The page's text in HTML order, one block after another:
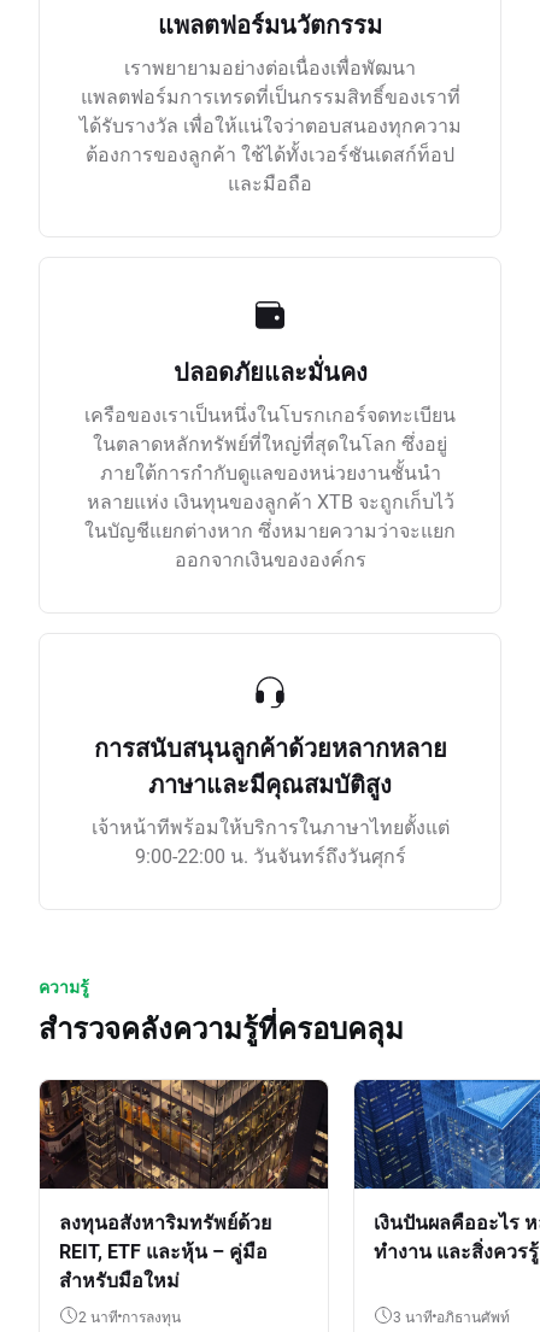
แพลตฟอร์มนวัตกรรม
เราพยายามอย่างต่อเนื่องเพื่อพัฒนา
แพลตฟอร์มการเทรดที่เป็นกรรมสิทธิ์ของเราที่
ได้รับรางวัล เพื่อให้แน่ใจว่าตอบสนองทุกความ
ต้องการของลูกค้า ใช้ได้ทั้งเวอร์ชันเดสก์ท็อป
และมือถือ
ปลอดภัยและมั่นคง
เครือของเราเป็นหนึ่งในโบรกเกอร์จดทะเบียน
ในตลาดหลักทรัพย์ที่ใหญ่ที่สุดในโลก ซึ่งอยู่
ภายใต้การกำกับดูแลของหน่วยงานชั้นนำ
หลายแห่ง เงินทุนของลูกค้า XTB จะถูกเก็บไว้
ในบัญชีแยกต่างหาก ซึ่งหมายความว่าจะแยก
ออกจากเงินขององค์กร
การสนับสนุนลูกค้าด้วยหลากหลาย
ภาษาและมีคุณสมบัติสูง
เจ้าหน้าทีพร้อมให้บริการในภาษาไทยตั้งแต่
9:00-22:00 น. วันจันทร์ถึงวันศุกร์
ความรู้
สำรวจคลังความรู้ที่ครอบคลุม
ลงทุนอสังหาริมทรัพย์ด้วย
REIT, ETF และหุ้น – คู่มือ
สำหรับมือใหม่
2 นาที การลงทุน
เงินปันผลคืออะไร
ทำงาน และสิ่งควรรู้
3 นาที อภิธานศัพท์